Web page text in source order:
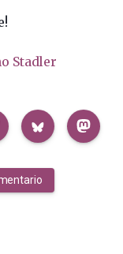
Stadler